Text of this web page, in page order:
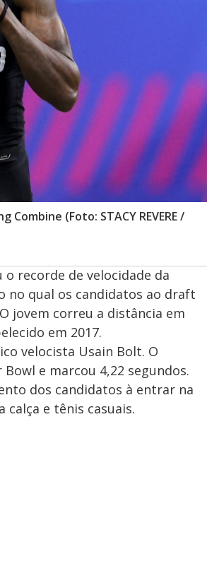
(Foto: STACY REVERE /
recorde de velocidade da
no qual os candidatos ao draft
jovem correu a distância em
em 2017.
velocista Usain Bolt. O
e marcou 4,22 segundos.
dos candidatos à entrar na
e tênis casuais.